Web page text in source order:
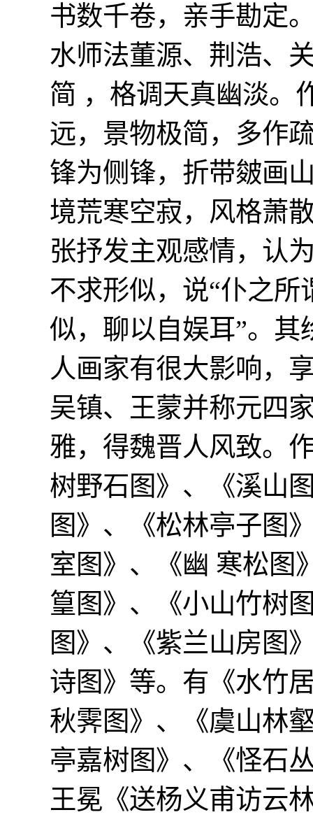
书数千卷，亲手勘定
水师法董源、荆浩、
简 ，格调天真幽淡。
远，景物极简，多作
锋为侧锋，折带皴画
境荒寒空寂，风格萧
张抒发主观感情，认
不求形似，说“仆之
似，聊以自娱耳”。
人画家有很大影响，
吴镇、王蒙并称元四
雅，得魏晋人风致。
树野石图》、《溪山
图》、《松林亭子图
室图》、《幽 寒松图
篁图》、《小山竹树
图》、《紫兰山房图
诗图》等。有《水竹
秋霁图》、《虞山林
亭嘉树图》、《怪石
王冕《送杨义甫访云